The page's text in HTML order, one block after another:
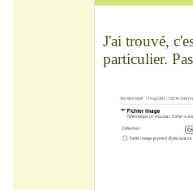
J'ai trouvé,
particulier.